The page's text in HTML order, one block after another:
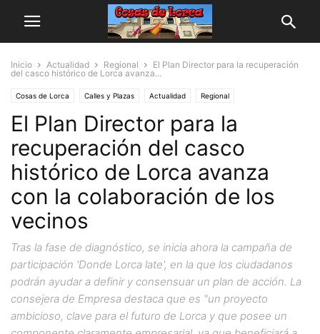
Inicio Actualidad Regional
El Plan Director para la recuperación
del casco histórico de Lorca avanza...
Cosas de Lorca Calles y Plazas Actualidad Regional
El Plan Director para la
recuperación del casco
histórico de Lorca avanza
con la colaboración de los
vecinos
Tras la fase de diagnóstico, se inicia ahora la campaña de
participación 'Donde Lorca late', en la que los ciudadanos
podrán ayudar a definir y consensuar un plan de acción. La
consejera de Empresa destaca que es "un proyecto
ambicioso, clave para el futuro de Lorca y que posee un